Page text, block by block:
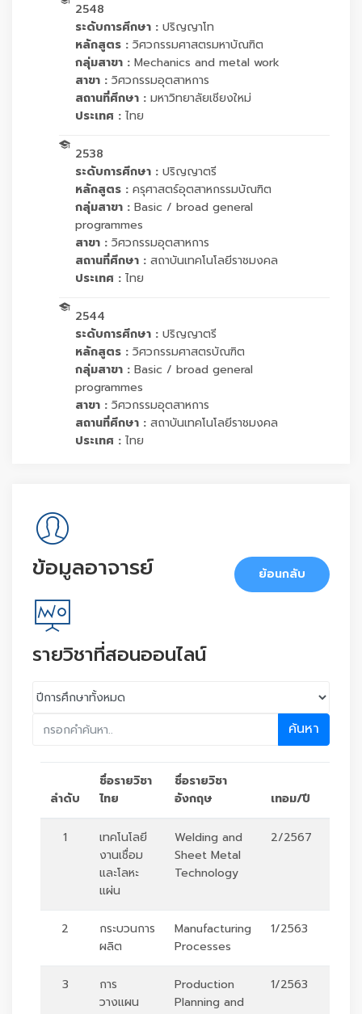
2548
ระดับการศึกษา : ปริญญาโท
หลักสูตร : วิศวกรรมศาสตรมหาบัณฑิต
กลุ่มสาขา : Mechanics and metal work
สาขา : วิศวกรรมอุตสาหการ
สถานที่ศึกษา : มหาวิทยาลัยเชียงใหม่
ประเทศ : ไทย
2538
ระดับการศึกษา : ปริญญาตรี
หลักสูตร : ครุศาสตร์อุตสาหกรรมบัณฑิต
กลุ่มสาขา : Basic / broad general
programmes
สาขา : วิศวกรรมอุตสาหการ
สถานที่ศึกษา : สถาบันเทคโนโลยีราชมงคล
ประเทศ : ไทย
2544
ระดับการศึกษา : ปริญญาตรี
หลักสูตร : วิศวกรรมศาสตรบัณฑิต
กลุ่มสาขา : Basic / broad general
programmes
สาขา : วิศวกรรมอุตสาหการ
สถานที่ศึกษา : สถาบันเทคโนโลยีราชมงคล
ประเทศ : ไทย
ข้อมูลอาจารย์ ย้อนกลับ
รายวิชาที่สอนออนไลน์
ค้นหา
ลำดับ
ชื่อรายวิชา
ไทย
ชื่อรายวิชา
อังกฤษ
เทอม/ปี
1
เทคโนโลยี
งานเชื่อม
และโลหะ
แผ่น
Welding and
Sheet Metal
Technology
2/2567
2
กระบวนการ
ผลิต
Manufacturing
Processes
1/2563
3
การ
วางแผน
Production
Planning and
1/2563